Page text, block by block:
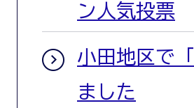
ン人気投票
小田地区で
ました